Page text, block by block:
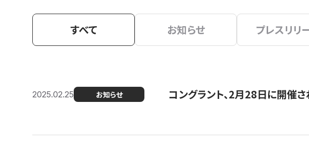
すべて お知らせ プレスリリ
2025.02.25 お知らせ コングラント、2月28日に開催